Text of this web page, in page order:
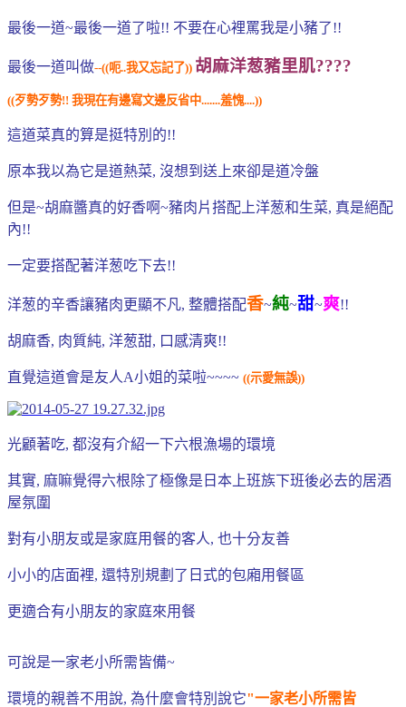
最後一道~最後一道了啦!! 不要在心裡罵我是小豬了!!
最後一道叫做--((呃..我又忘記了)) 胡麻洋葱豬里肌????
((歹勢歹勢!! 我現在有邊寫文邊反省中.......羞愧....))
這道菜真的算是挺特別的!!
原本我以為它是道熱菜, 沒想到送上來卻是道冷盤
但是~胡麻醬真的好香啊~豬肉片搭配上洋葱和生菜, 真是絕配
內!!
一定要搭配著洋葱吃下去!!
洋葱的辛香讓豬肉更顯不凡, 整體搭配香~純~甜~爽!!
胡麻香, 肉質純, 洋葱甜, 口感清爽!!
直覺這道會是友人A小姐的菜啦~~~~ ((示愛無誤))
光顧著吃, 都沒有介紹一下六根漁場的環境
其實, 麻嘛覺得六根除了極像是日本上班族下班後必去的居酒
屋氛圍
對有小朋友或是家庭用餐的客人, 也十分友善
小小的店面裡, 還特別規劃了日式的包廂用餐區
更適合有小朋友的家庭來用餐
可說是一家老小所需皆備~
環境的親善不用說, 為什麼會特別說它"一家老小所需皆